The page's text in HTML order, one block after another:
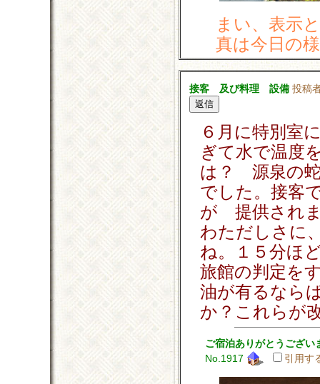
まい、表示
真は今日の
接客 及び料理 設備 投稿
６月に特別室
ぎて水で温度
は？ 源泉の蛇
でした。接客
が 提供されま
わただしさに
ね。１５分ほ
旅館の判定を
油が有るなら
か？これらが
ご宿泊ありがとうござい
No.1917
引用